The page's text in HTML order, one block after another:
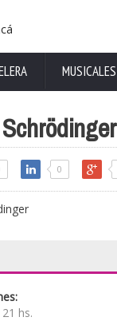
MUSICALES
0
hs.